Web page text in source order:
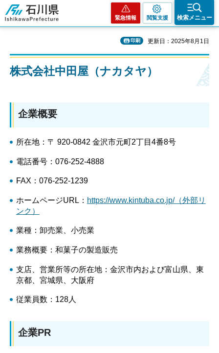
石川県
緊急情報 閲覧支援 検索メニュー
印刷 更新日：2025年8月1日
株式会社中田屋（ナカタヤ）
企業概要
所在地：〒 920-0842 金沢市元町2丁目4番8号
電話番号：076-252-4888
FAX：076-252-1239
ホームページURL： https://www.kintuba.co.jp/（外部リ
ンク）
業種：卸売業、小売業
業務概要：和菓子の製造販売
支店、営業所等の所在地：金沢市内および富山県、東
京都、宮城県、大阪府
従業員数：128人
企業PR